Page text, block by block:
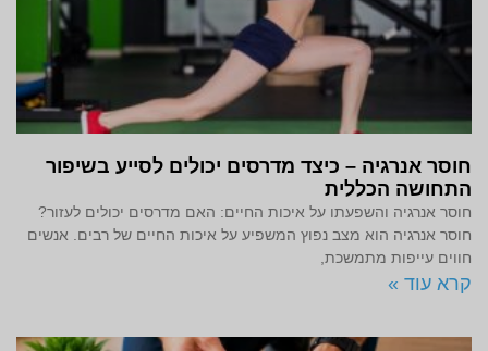
חוסר אנרגיה – כיצד מדרסים יכולים לסייע בשיפור
התחושה הכללית
חוסר אנרגיה והשפעתו על איכות החיים: האם מדרסים יכולים לעזור?
חוסר אנרגיה הוא מצב נפוץ המשפיע על איכות החיים של רבים. אנשים
חווים עייפות מתמשכת,
קרא עוד »